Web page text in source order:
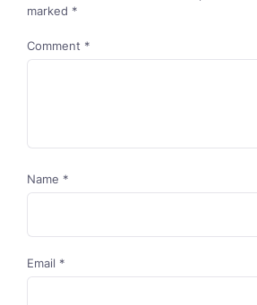
marked *
Comment *
Name *
Email *